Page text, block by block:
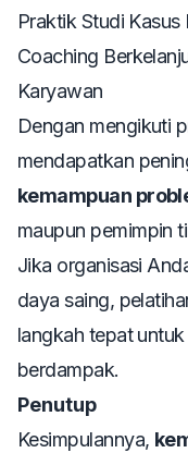
Praktik Studi Kasus
Coaching
Karyawan
Dengan mengikuti
mendapatkan
kemampuan
maupun pemimpin
Jika organisasi
daya saing,
langkah tepat
berdampak.
Penutup
Kesimpulannya,